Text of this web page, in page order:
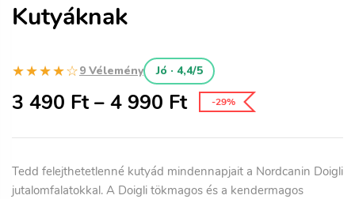
Kutyáknak
★★★★☆9 Vélemény Jó · 4,4/5
3 490 Ft– 4 990 Ft -29%
Tedd felejthetetlenné kutyád mindennapjait a Nordcanin Doigli
jutalomfalatokkal. A Doigli tökmagos és a kendermagos